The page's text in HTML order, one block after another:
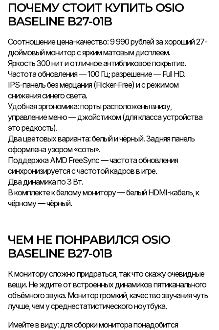
ПОЧЕМУ СТОИТ КУПИТЬ OSIO
BASELINE B27-01B
Соотношение цена–качество: 9 990 рублей за хороший 27-
дюймовый монитор с ярким матовым дисплеем.
Яркость 300 нит и отличное антибликовое покрытие.
Частота обновления — 100 Гц; разрешение — Full HD.
IPS-панель без мерцания (Flicker-Free) и с режимом
снижения синего света.
Удобная эргономика: порты расположены внизу,
управление меню — джойстиком (для класса устройства
это редкость).
Два цветовых варианта: белый и чёрный. Задняя панель
оформлена узором «соты».
Поддержка AMD FreeSync — частота обновления
синхронизируется с частотой кадров в игре.
Два динамика по 3 Вт.
В комплекте к белому монитору — белый HDMI-кабель, к
чёрному — чёрный.
ЧЕМ НЕ ПОНРАВИЛСЯ OSIO
BASELINE B27-01B
К монитору сложно придраться, так что скажу очевидные
вещи. Не ждите от встроенных динамиков пятиканального
объёмного звука. Монитор громкий, качество звучания чуть
лучше, чем у среднестатистического ноутбука.
Имейте в виду: для сборки монитора понадобится